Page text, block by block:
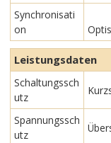
Synchronisati
on
Leistungsdaten
Schaltungssch
utz
Spannungssch
utz